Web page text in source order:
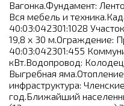
Вагонка.Фундамент:
Вся мебель и
40:03:042301:1028
19,8 x 30 м.Ограждение:
40:03:042301:455
кВт.Водопровод:
Выгребная
инфраструктура:
год.Ближайший